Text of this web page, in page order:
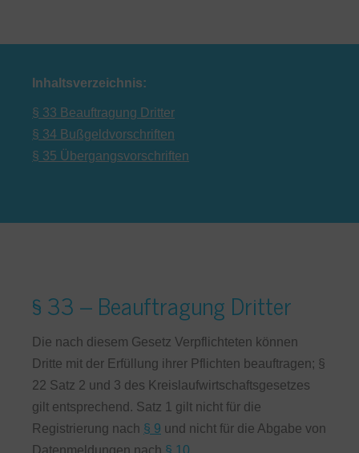
Inhaltsverzeichnis:
§ 33 Beauftragung Dritter
§ 34 Bußgeldvorschriften
§ 35 Übergangsvorschriften
§ 33 – Beauftragung Dritter
Die nach diesem Gesetz Verpflichteten können
Dritte mit der Erfüllung ihrer Pflichten beauftragen; §
22 Satz 2 und 3 des Kreislaufwirtschaftsgesetzes
gilt entsprechend. Satz 1 gilt nicht für die
Registrierung nach § 9 und nicht für die Abgabe von
Datenmeldungen nach § 10.